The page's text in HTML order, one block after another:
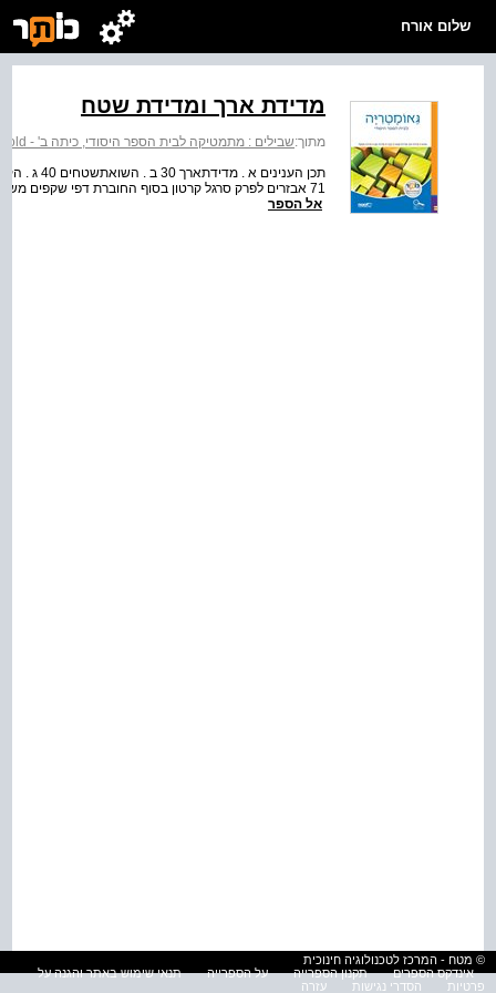
שלום אורח
מדידת ארך ומדידת שטח
מתוך:שבילים : מתמטיקה לבית הספר היסודי, כיתה ב' - Trails Plus B : Geometry \ old
71 אבזרים לפרק סרגל קרטון בסוף החוברת דפי שקפים
אל הספר
© מטח - המרכז לטכנולוגיה חינוכית
אינדקס הספרים
תקנון הספרייה על הספרייה
תנאי שימוש באתר והגנה על
פרטיות
הסדרי נגישות עזרה